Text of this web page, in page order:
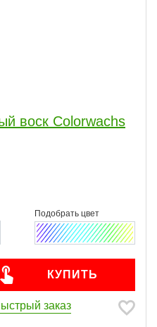
воск Colorwachs
КУПИТЬ
заказ